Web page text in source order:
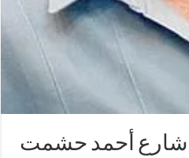
إدوار الخرَّاط .. 45 شارع أحمد حشمت